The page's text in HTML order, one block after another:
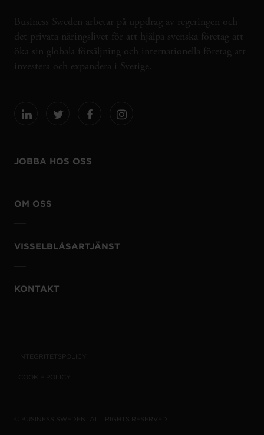
Business Sweden arbetar på uppdrag av regeringen och
det privata näringslivet för att hjälpa svenska företag att
öka sin globala försäljning och internationella företag att
investera och expandera i Sverige.
JOBBA HOS OSS
OM OSS
VISSELBLÅSARTJÄNST
KONTAKT
INTEGRITETSPOLICY
COOKIE POLICY
© BUSINESS SWEDEN. ALL RIGHTS RESERVED